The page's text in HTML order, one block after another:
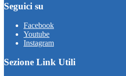
Seguici su
Facebook
Youtube
Instagram
Sezione Link Utili